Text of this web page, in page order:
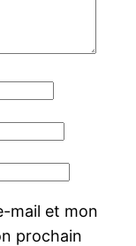
mail et mon
prochain